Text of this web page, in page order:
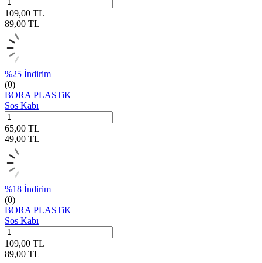
109,00 TL
89,00 TL
%25 İndirim
(0)
BORA PLASTiK
Sos Kabı
65,00 TL
49,00 TL
%18 İndirim
(0)
BORA PLASTiK
Sos Kabı
109,00 TL
89,00 TL